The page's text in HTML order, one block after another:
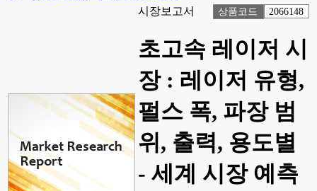
시장보고서
상품코드 2066148
초고속 레이저 시
장 : 레이저 유형,
펄스 폭, 파장 범
위, 출력, 용도별
- 세계 시장 예측